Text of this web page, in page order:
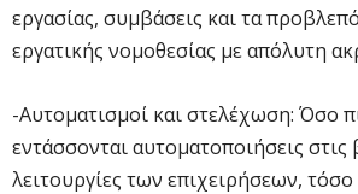
εργασίας, συμβάσεις και τα
εργατικής νομοθεσίας με απόλυτη
-Αυτοματισμοί και στελέχωση: Όσο
εντάσσονται αυτοματοποιήσεις στις
λειτουργίες των επιχειρήσεων,